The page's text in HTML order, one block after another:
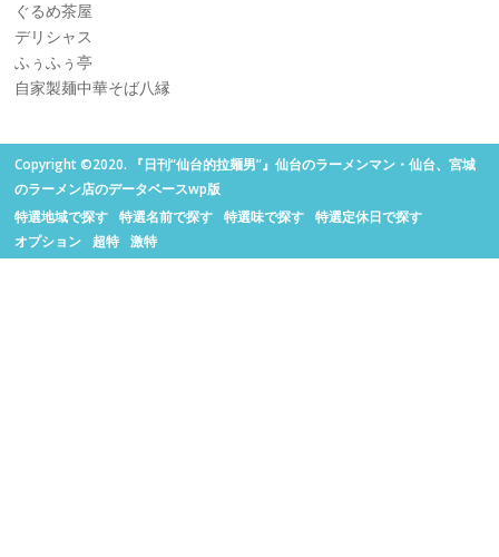
ぐるめ茶屋
デリシャス
ふぅふぅ亭
自家製麺中華そば八縁
Copyright ©2020. 『日刊“仙台的拉麺男”』仙台のラーメンマン・仙台、宮城
のラーメン店のデータベースwp版
特選地域で探す
特選名前で探す 特選味で探す
特選定休日で探す
オプション
超特 激特